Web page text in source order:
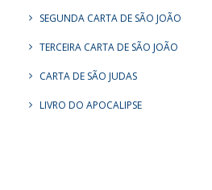
SEGUNDA CARTA DE SÃO JOÃO
TERCEIRA CARTA DE SÃO JOÃO
CARTA DE SÃO JUDAS
LIVRO DO APOCALIPSE